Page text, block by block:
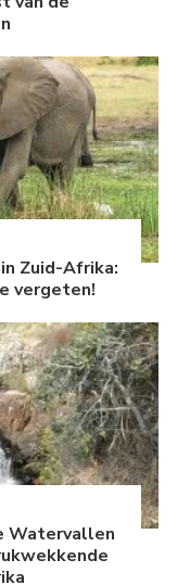
Zuid-Afrika:
vergeten!
Watervallen